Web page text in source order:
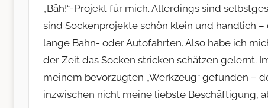
„Bäh!“-Projekt für mich. Allerdings sind
sind Sockenprojekte schön klein und handlich
lange Bahn- oder Autofahrten. Also habe ich
der Zeit das Socken stricken schätzen gelernt.
meinem bevorzugten „Werkzeug“ gefunden –
inzwischen nicht meine liebste Beschäftigung,